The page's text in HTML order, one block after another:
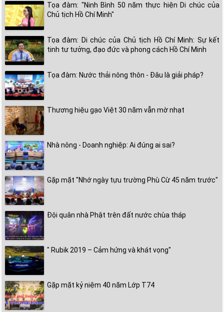
Tọa đàm: "Ninh Bình 50 năm thực hiện Di chúc của
Chủ tịch Hồ Chí Minh"
Tọa đàm: Di chúc của Chủ tịch Hồ Chí Minh: Sự kết
tinh tư tưởng, đạo đức và phong cách Hồ Chí Minh
Tọa đàm: Nước thải nông thôn - Đâu là giải pháp?
Thương hiệu gạo Việt 30 năm vẫn mờ nhạt
Nhà nông - Doanh nghiệp: Ai đúng ai sai?
Gặp mặt "Nhớ ngày tựu trường Phù Cừ 45 năm trước"
Đội quân nhà Phật trên đất nước chùa tháp
" Rubik 2019 – Cảm hứng và khát vọng"
Gặp mặt kỷ niệm 40 năm Lớp T74